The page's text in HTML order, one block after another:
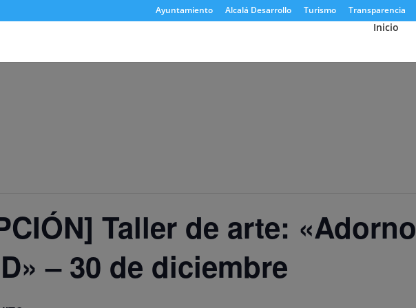
Ayuntamiento Alcalá Desarrollo Turismo Transparencia
Inicio
Taller de arte: «Adorno
– 30 de diciembre